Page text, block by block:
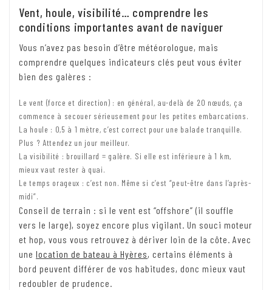
Vent, houle, visibilité… comprendre les
conditions importantes avant de naviguer
Vous n’avez pas besoin d’être météorologue, mais
comprendre quelques indicateurs clés peut vous éviter
bien des galères :
Le vent (force et direction) : en général, au-delà de 20 nœuds, ça
commence à secouer sérieusement pour les petites embarcations.
La houle : 0,5 à 1 mètre, c’est correct pour une balade tranquille.
Plus ? Attendez un jour meilleur.
La visibilité : brouillard = galère. Si elle est inférieure à 1 km,
mieux vaut rester à quai.
Le temps orageux : c’est non. Même si c’est “peut-être dans l’après-
midi”.
Conseil de terrain : si le vent est “offshore” (il souffle
vers le large), soyez encore plus vigilant. Un souci moteur
et hop, vous vous retrouvez à dériver loin de la côte. Avec
une location de bateau à Hyères, certains éléments à
bord peuvent différer de vos habitudes, donc mieux vaut
redoubler de prudence.